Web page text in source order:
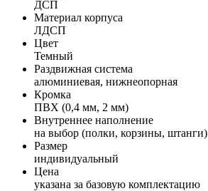
ДСП
Материал корпуса
ЛДСП
Цвет
Темный
Раздвижная система
алюминиевая, нижнеопорная
Кромка
ПВХ (0,4 мм, 2 мм)
Внутреннее наполнение
на выбор (полки, корзины, штанги)
Размер
индивидуальный
Цена
указана за базовую комплектацию